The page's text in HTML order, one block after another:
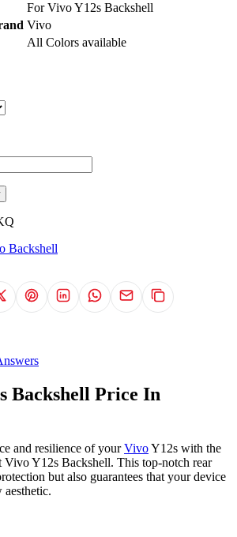
For Vivo Y12s Backshell
Vivo
All Colors available
Backshell
Backshell Price In
and resilience of yourVivoY12s with the
Vivo Y12s Backshell. This top-notch rear
but also guarantees that your device
aesthetic.